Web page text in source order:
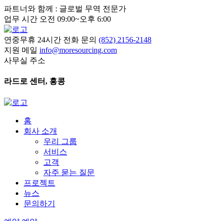
파트너와 함께 : 글로벌 무역 전문가
업무 시간 오전 09:00~오후 6:00
연중무휴 24시간 전화 문의 (852) 2156-2148
지원 메일 info@moresourcing.com
사무실 주소
라드로 센터, 홍콩
홈
회사 소개
우리 그룹
서비스
고객
자주 묻는 질문
프로젝트
뉴스
문의하기